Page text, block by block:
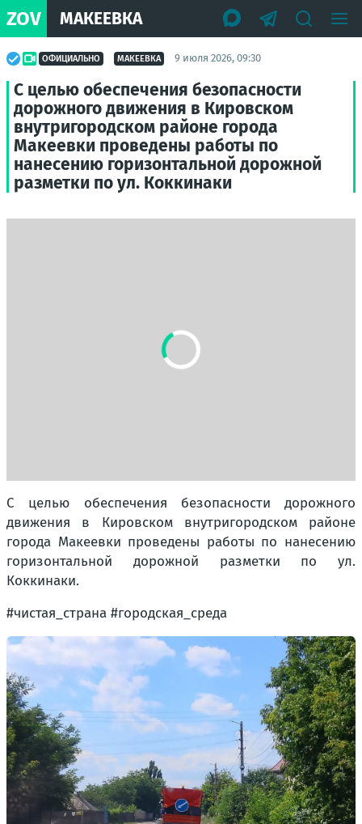
ZOV МАКЕЕВКА
ОФИЦИАЛЬНО МАКЕЕВКА 9 июля 2026, 09:30
С целью обеспечения безопасности
дорожного движения в Кировском
внутригородском районе города
Макеевки проведены работы по
нанесению горизонтальной дорожной
разметки по ул. Коккинаки
С целью обеспечения безопасности дорожного
движения в Кировском внутригородском районе
города Макеевки проведены работы по нанесению
горизонтальной дорожной разметки по ул.
Коккинаки.
#чистая_страна #городская_среда